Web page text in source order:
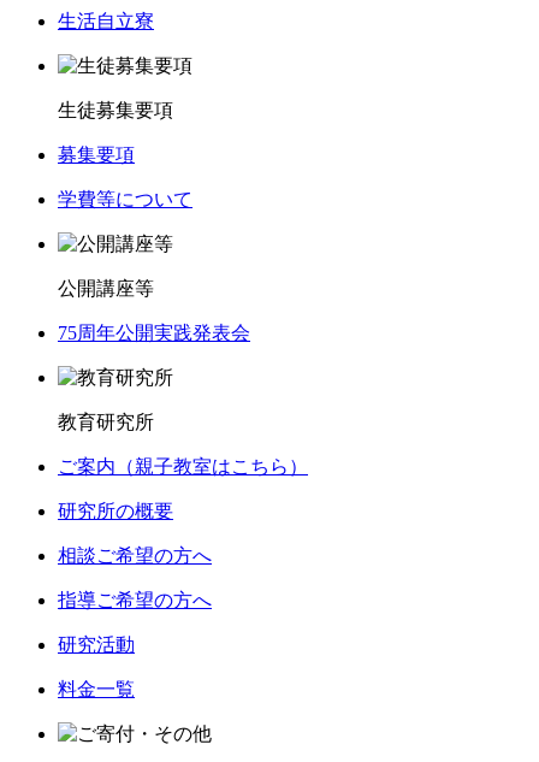
生活自立寮
生徒募集要項
募集要項
学費等について
公開講座等
75周年公開実践発表会
教育研究所
ご案内（親子教室はこちら）
研究所の概要
相談ご希望の方へ
指導ご希望の方へ
研究活動
料金一覧